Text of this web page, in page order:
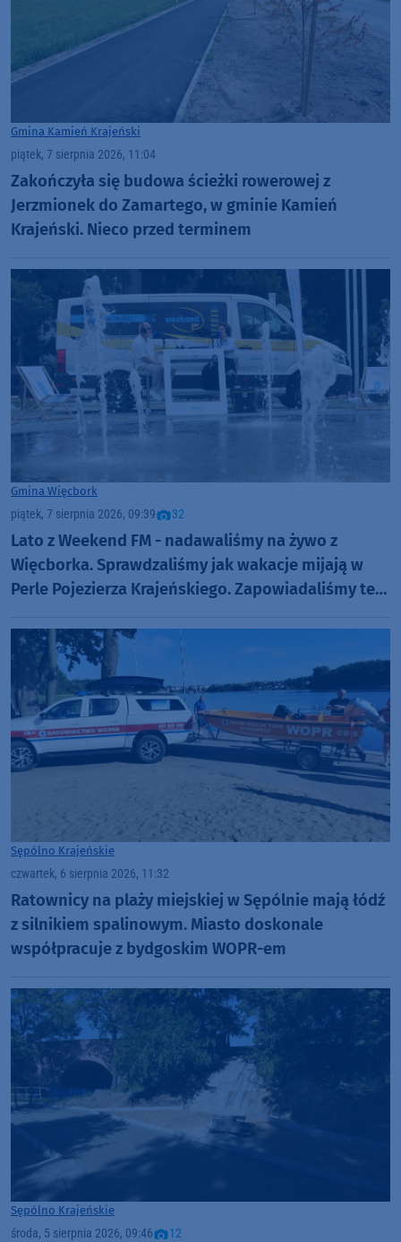
Gmina Kamień Krajeński
piątek, 7 sierpnia 2026, 11:04
Zakończyła się budowa ścieżki rowerowej z
Jerzmionek do Zamartego, w gminie Kamień
Krajeński. Nieco przed terminem
Gmina Więcbork
piątek, 7 sierpnia 2026, 09:39 32
Lato z Weekend FM - nadawaliśmy na żywo z
Więcborka. Sprawdzaliśmy jak wakacje mijają w
Perle Pojezierza Krajeńskiego. Zapowiadaliśmy też
Sępólno Krajeńskie
czwartek, 6 sierpnia 2026, 11:32
Ratownicy na plaży miejskiej w Sępólnie mają łódź
z silnikiem spalinowym. Miasto doskonale
współpracuje z bydgoskim WOPR-em
Sępólno Krajeńskie
środa, 5 sierpnia 2026, 09:46 12